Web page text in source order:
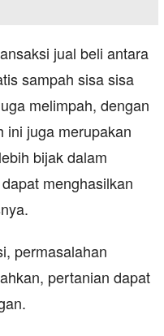
jual beli antara
sampah sisa sisa
melimpah, dengan
ini juga merupakan
bijak dalam
menghasilkan
permasalahan
pertanian dapat